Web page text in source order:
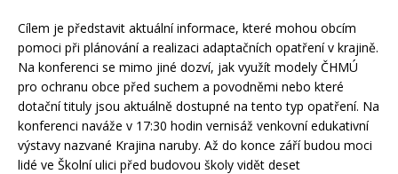
Cílem je představit aktuální informace, které mohou obcím
pomoci při plánování a realizaci adaptačních opatření v krajině.
Na konferenci se mimo jiné dozví, jak využít modely ČHMÚ
pro ochranu obce před suchem a povodněmi nebo které
dotační tituly jsou aktuálně dostupné na tento typ opatření. Na
konferenci naváže v 17:30 hodin vernisáž venkovní edukativní
výstavy nazvané Krajina naruby. Až do konce září budou moci
lidé ve Školní ulici před budovou školy vidět deset